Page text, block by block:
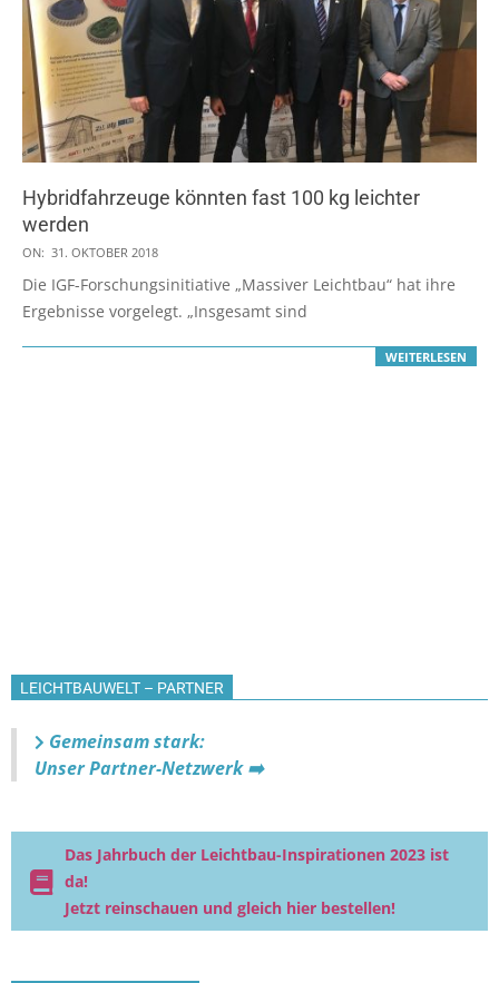
Hybridfahrzeuge könnten fast 100 kg leichter
werden
2018-
10-
31
ON: 31. OKTOBER 2018
Die IGF-Forschungsinitiative „Massiver Leichtbau“ hat ihre
Ergebnisse vorgelegt. „Insgesamt sind
WEITERLESEN
LEICHTBAUWELT – PARTNER
Gemeinsam stark:
Unser Partner-Netzwerk ➡️
Das Jahrbuch der Leichtbau-Inspirationen 2023 ist
da!
Jetzt reinschauen und gleich hier bestellen!